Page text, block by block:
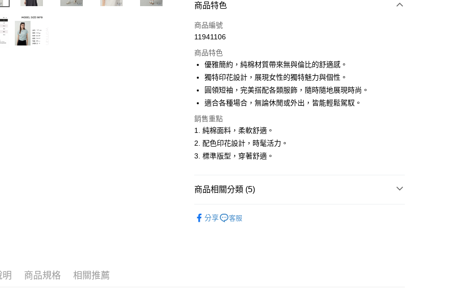
付款方式
信用卡一次付款
LINE Pay
Apple Pay
悠遊付
ATM付款
運送方式
每筆NT$60，滿NT$1,500(含以上)免運費
每筆NT$60，滿NT$1,500(含以上)免運費
商品特色
商品編號
11941106
商品特色
優雅簡約，純棉材質帶來無與倫比的舒適感。
獨特印花設計，展現女性的獨特魅力與個性。
圓領短袖，完美搭配各類服飾，隨時隨地展現時尚。
適合各種場合，無論休閒或外出，皆能輕鬆駕馭。
銷售重點
1. 純棉面料，柔軟舒適。
2. 配色印花設計，時髦活力。
3. 標準版型，穿著舒適。
商品相關分類 (5)
分享 客服
明 商品規格 相關推薦